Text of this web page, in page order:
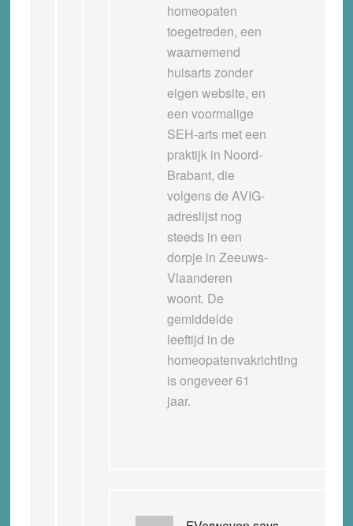
homeopaten
toegetreden, een
waarnemend
huisarts zonder
eigen website, en
een voormalige
SEH-arts met een
praktijk in Noord-
Brabant, die
volgens de AVIG-
adreslijst nog
steeds in een
dorpje in Zeeuws-
Vlaanderen
woont. De
gemiddelde
leeftijd in de
homeopatenvakrichting
is ongeveer 61
jaar.